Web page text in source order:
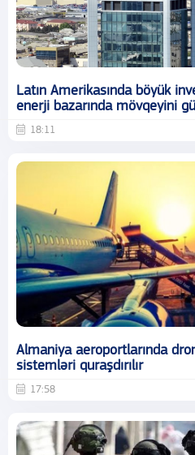
Latın Amerikasında böyük
enerji bazarında mövqeyini
18:11
Almaniya aeroportlarında
sistemləri quraşdırılır
17:58